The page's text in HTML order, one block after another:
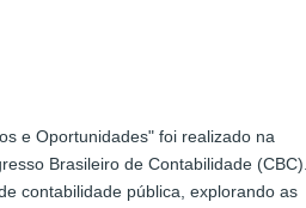
e Oportunidades" foi realizado na
Brasileiro de Contabilidade (CBC).
contabilidade pública, explorando as